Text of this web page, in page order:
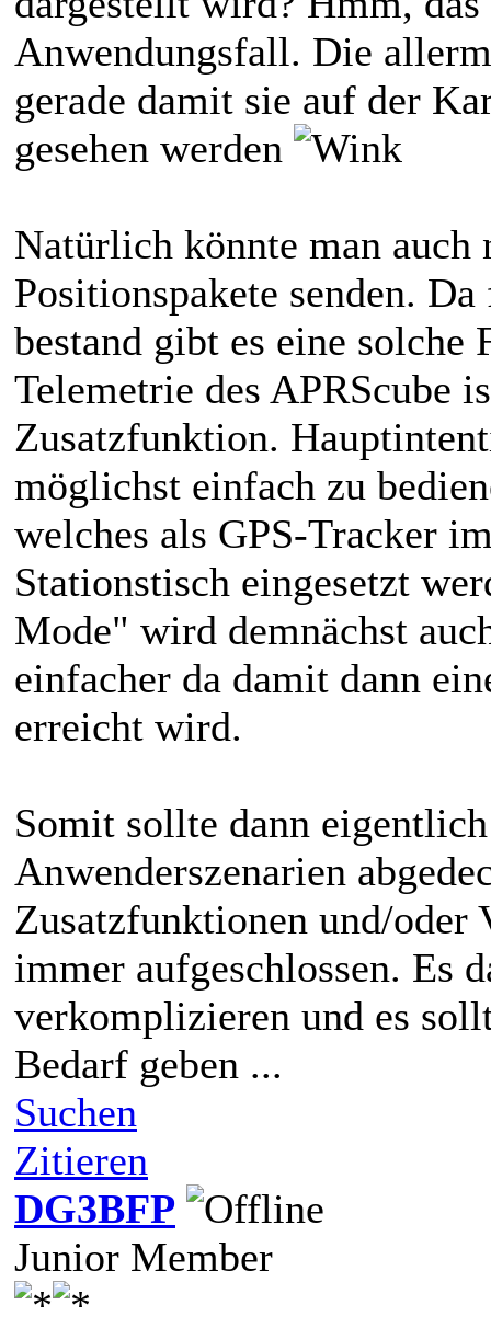
Anwendungsfall. Die
gerade damit sie auf der
gesehen werden
Natürlich könnte man auch
Positionspakete senden.
bestand gibt es eine
Telemetrie des APRScube
Zusatzfunktion.
möglichst einfach zu
welches als GPS-Tracker
Stationstisch eingesetzt
Mode" wird demnächst
einfacher da damit dann
erreicht wird.
Somit sollte dann
Anwenderszenarien
Zusatzfunktionen und/oder
immer aufgeschlossen. Es
verkomplizieren und es
Bedarf geben ...
Suchen
Zitieren
DG3BFP
Junior Member